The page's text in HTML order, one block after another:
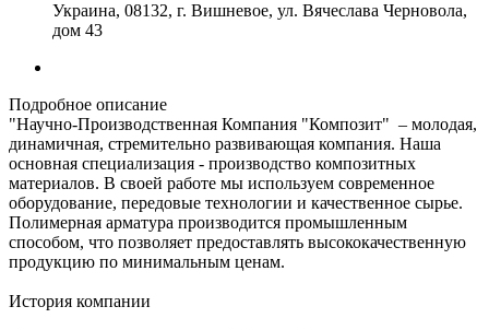
Украина, 08132, г. Вишневое, ул. Вячеслава Черновола,
дом 43
Подробное описание
"Научно-Производственная Компания "Композит" – молодая,
динамичная, стремительно развивающая компания. Наша
основная специализация - производство композитных
материалов. В своей работе мы используем современное
оборудование, передовые технологии и качественное сырье.
Полимерная арматура производится промышленным
способом, что позволяет предоставлять высококачественную
продукцию по минимальным ценам.
История компании